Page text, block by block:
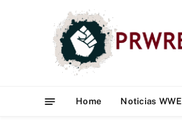
Home Noticias WWE